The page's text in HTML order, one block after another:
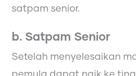
satpam senior.
b. Satpam Senior
Setelah menyelesaikan